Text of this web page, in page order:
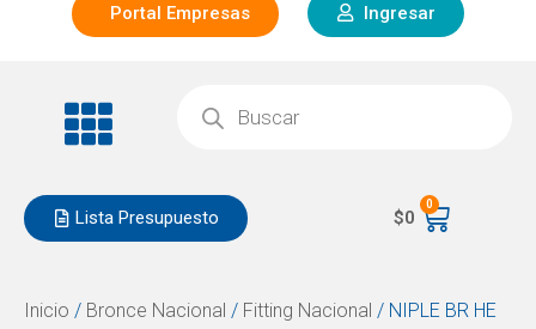
Portal Empresas Ingresar
Lista Presupuesto $0
0
Inicio / Bronce Nacional / Fitting Nacional / NIPLE BR HE